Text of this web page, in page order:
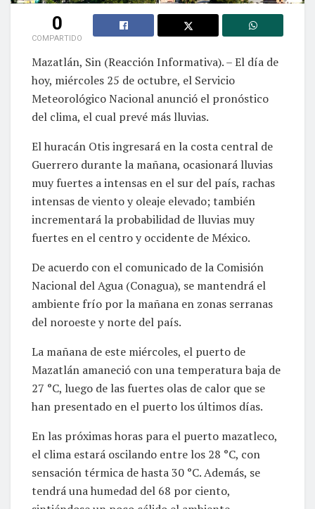
0
COMPARTIDO
Mazatlán, Sin (Reacción Informativa). – El día de
hoy, miércoles 25 de octubre, el Servicio
Meteorológico Nacional anunció el pronóstico
del clima, el cual prevé más lluvias.
El huracán Otis ingresará en la costa central de
Guerrero durante la mañana, ocasionará lluvias
muy fuertes a intensas en el sur del país, rachas
intensas de viento y oleaje elevado; también
incrementará la probabilidad de lluvias muy
fuertes en el centro y occidente de México.
De acuerdo con el comunicado de la Comisión
Nacional del Agua (Conagua), se mantendrá el
ambiente frío por la mañana en zonas serranas
del noroeste y norte del país.
La mañana de este miércoles, el puerto de
Mazatlán amaneció con una temperatura baja de
27 °C, luego de las fuertes olas de calor que se
han presentado en el puerto los últimos días.
En las próximas horas para el puerto mazatleco,
el clima estará oscilando entre los 28 °C, con
sensación térmica de hasta 30 °C. Además, se
tendrá una humedad del 68 por ciento,